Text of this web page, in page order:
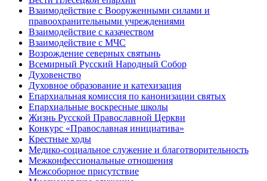
Взаимодействие с Вооруженными силами и
правоохранительными учреждениями
Взаимодействие с казачеством
Взаимодействие с МЧС
Возрождение северных святынь
Всемирный Русский Народный Собор
Духовенство
Духовное образование и катехизация
Епархиальная комиссия по канонизации святых
Епархиальные воскресные школы
Жизнь Русской Православной Церкви
Конкурс «Православная инициатива»
Крестные ходы
Медико-социальное служение и благотворительность
Межконфессиональные отношения
Межсоборное присутствие